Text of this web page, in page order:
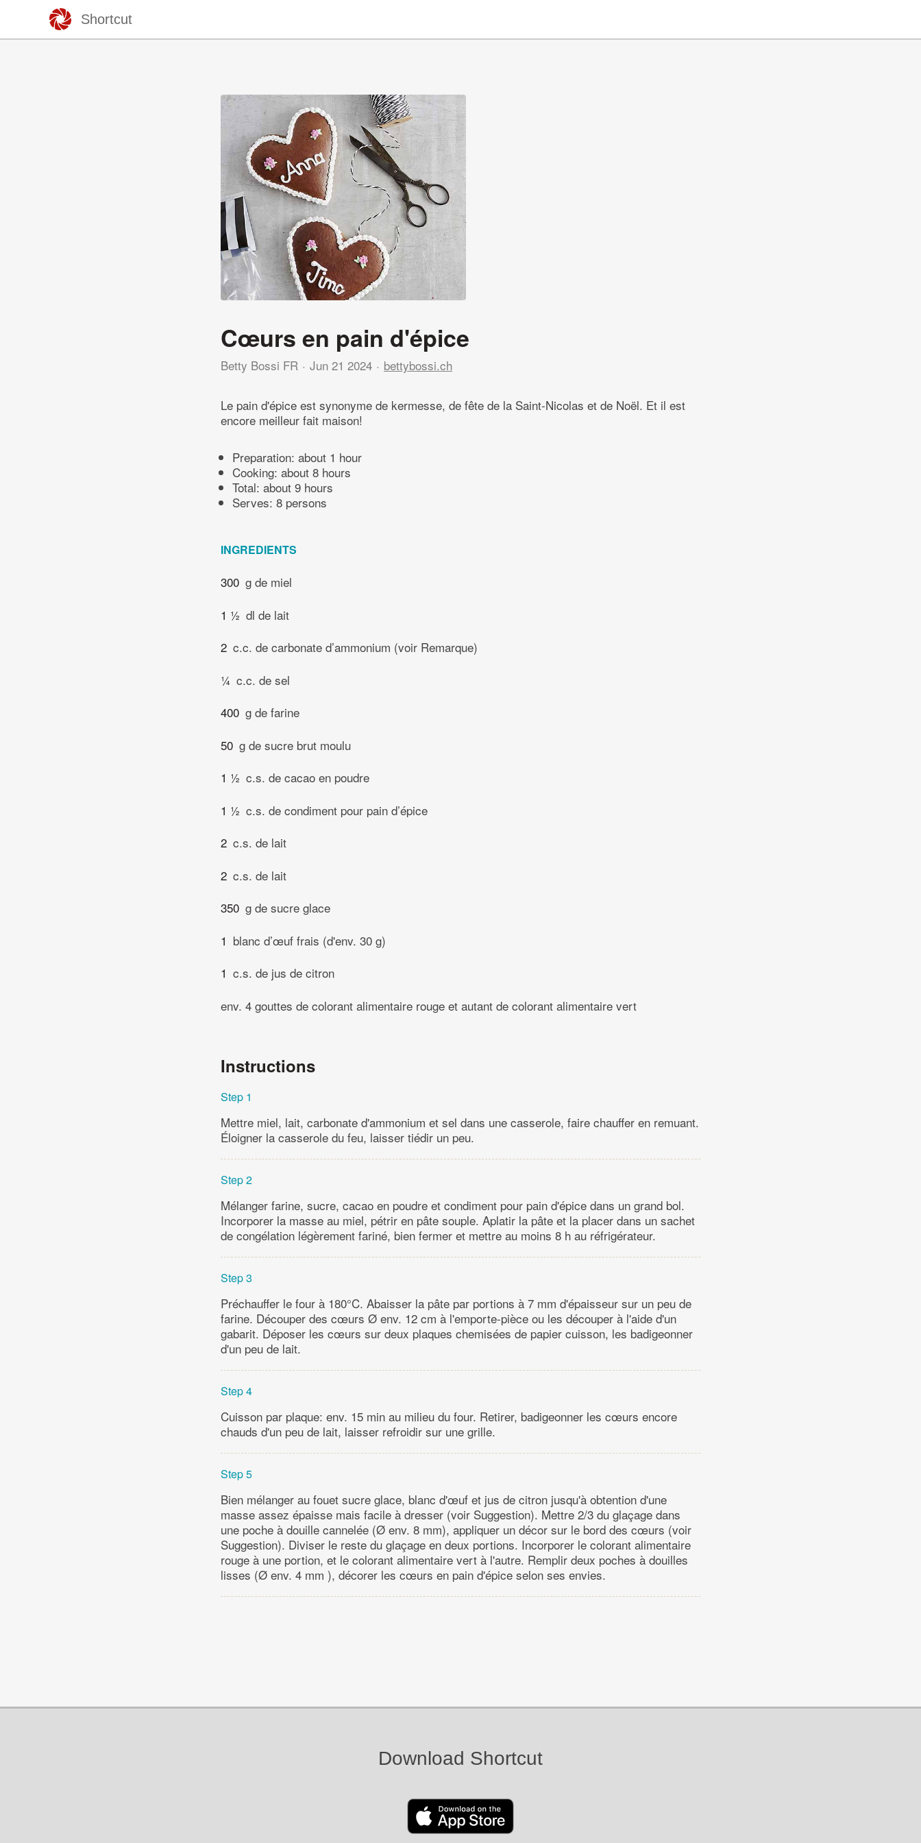
Shortcut
Cœurs en pain d'épice
Betty Bossi FR Jun 21 2024 bettybossi.ch
Le pain d'épice est synonyme de kermesse, de fête de la Saint-Nicolas et de Noël. Et il est
encore meilleur fait maison!
Preparation: about 1 hour
Cooking: about 8 hours
Total: about 9 hours
Serves: 8 persons
INGREDIENTS
300 g de miel
1 ½ dl de lait
2 c.c. de carbonate d’ammonium (voir Remarque)
¼ c.c. de sel
400 g de farine
50 g de sucre brut moulu
1 ½ c.s. de cacao en poudre
1 ½ c.s. de condiment pour pain d’épice
2 c.s. de lait
2 c.s. de lait
350 g de sucre glace
1 blanc d’œuf frais (d'env. 30 g)
1 c.s. de jus de citron
env. 4 gouttes de colorant alimentaire rouge et autant de colorant alimentaire vert
Instructions
Step 1
Mettre miel, lait, carbonate d'ammonium et sel dans une casserole, faire chauffer en remuant.
Éloigner la casserole du feu, laisser tiédir un peu.
Step 2
Mélanger farine, sucre, cacao en poudre et condiment pour pain d'épice dans un grand bol.
Incorporer la masse au miel, pétrir en pâte souple. Aplatir la pâte et la placer dans un sachet
de congélation légèrement fariné, bien fermer et mettre au moins 8 h au réfrigérateur.
Step 3
Préchauffer le four à 180°C. Abaisser la pâte par portions à 7 mm d'épaisseur sur un peu de
farine. Découper des cœurs Ø env. 12 cm à l'emporte-pièce ou les découper à l'aide d'un
gabarit. Déposer les cœurs sur deux plaques chemisées de papier cuisson, les badigeonner
d'un peu de lait.
Step 4
Cuisson par plaque: env. 15 min au milieu du four. Retirer, badigeonner les cœurs encore
chauds d'un peu de lait, laisser refroidir sur une grille.
Step 5
Bien mélanger au fouet sucre glace, blanc d'œuf et jus de citron jusqu'à obtention d'une
masse assez épaisse mais facile à dresser (voir Suggestion). Mettre 2/3 du glaçage dans
une poche à douille cannelée (Ø env. 8 mm), appliquer un décor sur le bord des cœurs (voir
Suggestion). Diviser le reste du glaçage en deux portions. Incorporer le colorant alimentaire
rouge à une portion, et le colorant alimentaire vert à l'autre. Remplir deux poches à douilles
lisses (Ø env. 4 mm ), décorer les cœurs en pain d'épice selon ses envies.
Download Shortcut